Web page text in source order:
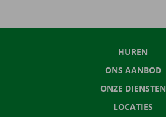
HUREN
ONS AANBOD
ONZE DIENSTEN
LOCATIES